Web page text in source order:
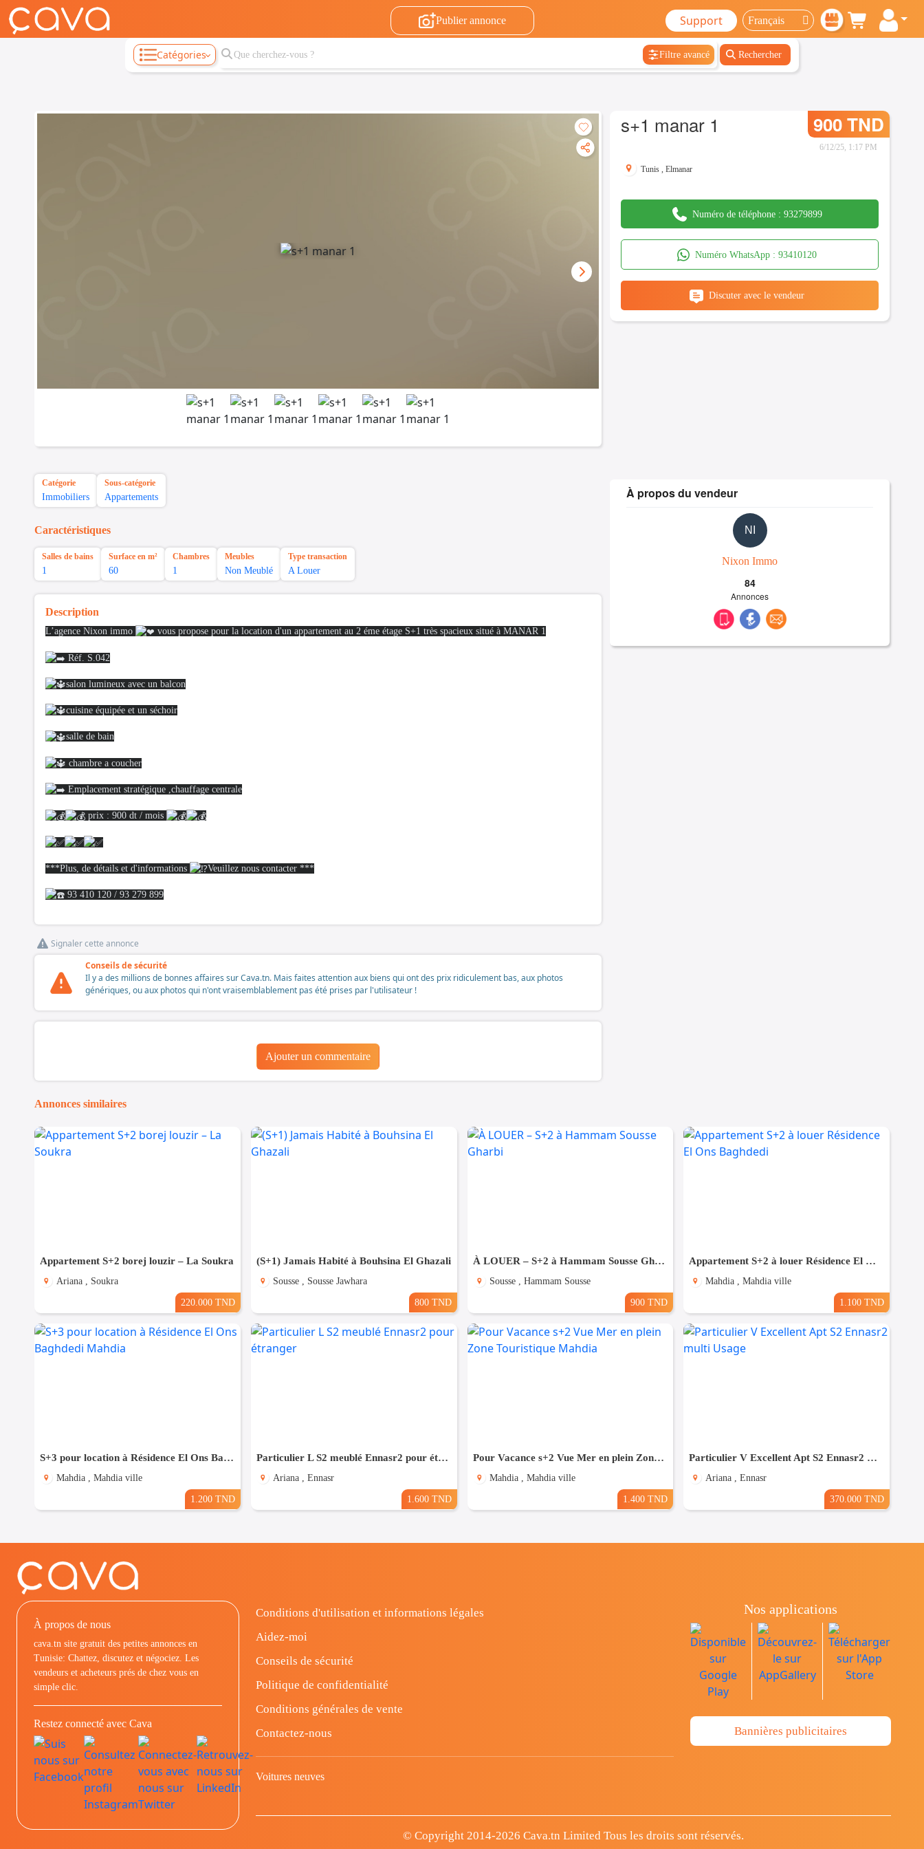
Publier annonce Support
Catégories Filtre avancé Rechercher
s+1 manar 1 900 TND
6/12/25, 1:17 PM
Tunis ,Elmanar
Numéro de téléphone : 93279899
Numéro WhatsApp :93410120
Discuter avec le vendeur
Catégorie
Immobiliers
Sous-catégorie
Appartements
Caractéristiques
Salles de bains
1
Surface en m²
60
Chambres
1
Meubles
Non Meublé
Type transaction
A Louer
Description
L’agence Nixon immo vous propose pour la location d'un appartement au 2 éme étage S+1 très spacieux situé à MANAR 1
Réf. S.042
salon lumineux avec un balcon
cuisine équipée et un séchoir
salle de bain
chambre a coucher
Emplacement stratégique ,chauffage centrale
prix : 900 dt / mois
***Plus, de détails et d'informations Veuillez nous contacter ***
93 410 120 / 93 279 899
Signaler cette annonce
Conseils de sécurité
Il y a des millions de bonnes affaires sur Cava.tn. Mais faites attention aux biens qui ont des prix ridiculement bas, aux photos
génériques, ou aux photos qui n'ont vraisemblablement pas été prises par l'utilisateur !
Ajouter un commentaire
À propos du vendeur
NI
Nixon Immo
84
Annonces
Annonces similaires
Appartement S+2 borej louzir – La Soukra
Ariana , Soukra
220.000 TND
(S+1) Jamais Habité à Bouhsina El Ghazali
Sousse , Sousse Jawhara
800 TND
À LOUER – S+2 à Hammam Sousse Gharbi
Sousse , Hammam Sousse
900 TND
Appartement S+2 à louer Résidence El Ons Baghdedi
Mahdia , Mahdia ville
1.100 TND
S+3 pour location à Résidence El Ons Baghdedi Mahdia
Mahdia , Mahdia ville
1.200 TND
Particulier L S2 meublé Ennasr2 pour étranger
Ariana , Ennasr
1.600 TND
Pour Vacance s+2 Vue Mer en plein Zone Touristique Mahdia
Mahdia , Mahdia ville
1.400 TND
Particulier V Excellent Apt S2 Ennasr2 multi Usage
Ariana , Ennasr
370.000 TND
À propos de nous
cava.tn site gratuit des petites annonces en
Tunisie: Chattez, discutez et négociez. Les
vendeurs et acheteurs prés de chez vous en
simple clic.
Restez connecté avec Cava
Conditions d'utilisation et informations légales
Aidez-moi
Conseils de sécurité
Politique de confidentialité
Conditions générales de vente
Contactez-nous
Voitures neuves
Nos applications
Bannières publicitaires
© Copyright 2014-2026 Cava.tn Limited Tous les droits sont réservés.